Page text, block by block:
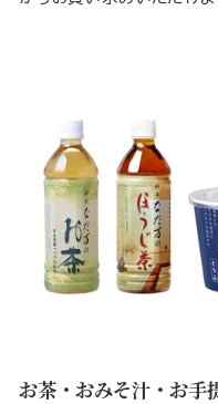
お茶・おみそ汁・お手